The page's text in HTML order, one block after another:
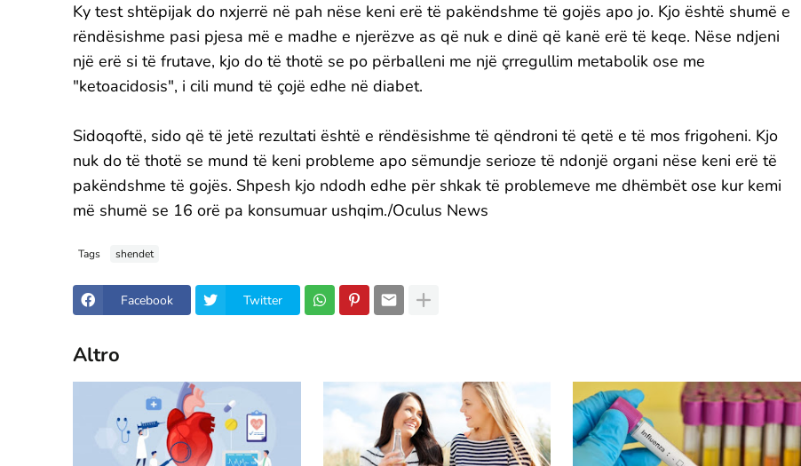
Ky test shtëpijak do nxjerrë në pah nëse keni erë të pakëndshme të gojës apo jo. Kjo është shumë e
rëndësishme pasi pjesa më e madhe e njerëzve as që nuk e dinë që kanë erë të keqe. Nëse ndjeni
një erë si të frutave, kjo do të thotë se po përballeni me një çrregullim metabolik ose me
"ketoacidosis", i cili mund të çojë edhe në diabet.
Sidoqoftë, sido që të jetë rezultati është e rëndësishme të qëndroni të qetë e të mos frigoheni. Kjo
nuk do të thotë se mund të keni probleme apo sëmundje serioze të ndonjë organi nëse keni erë të
pakëndshme të gojës. Shpesh kjo ndodh edhe për shkak të problemeve me dhëmbët ose kur kemi
më shumë se 16 orë pa konsumuar ushqim./Oculus News
Tags shendet
Facebook Twitter
Altro